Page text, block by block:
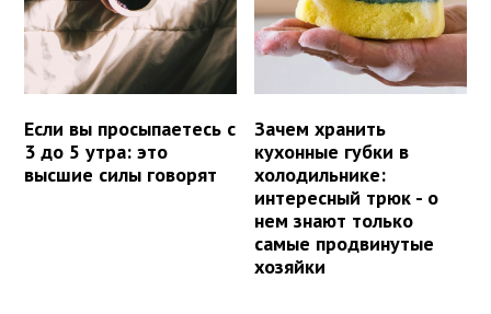
Если вы просыпаетесь с
3 до 5 утра: это
высшие силы говорят
Зачем хранить
кухонные губки в
холодильнике:
интересный трюк - о
нем знают только
самые продвинутые
хозяйки